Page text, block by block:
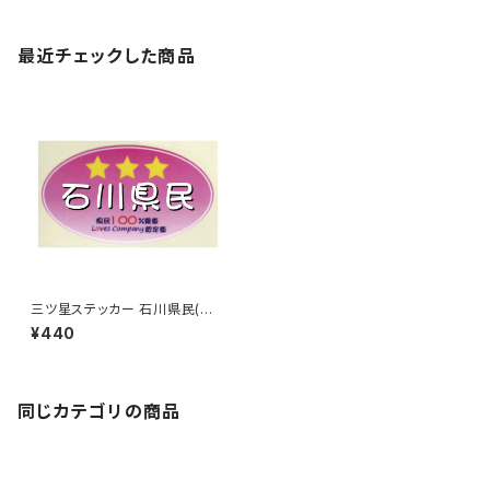
最近チェックした商品
三ツ星ステッカー 石川県民(ピ
ンク)
¥440
同じカテゴリの商品